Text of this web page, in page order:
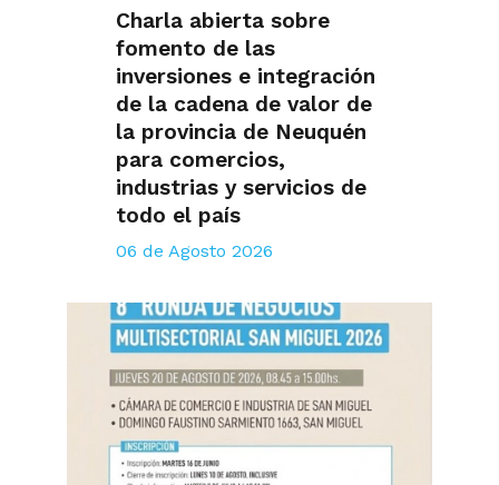
Charla abierta sobre
fomento de las
inversiones e integración
de la cadena de valor de
la provincia de Neuquén
para comercios,
industrias y servicios de
todo el país
06 de Agosto 2026